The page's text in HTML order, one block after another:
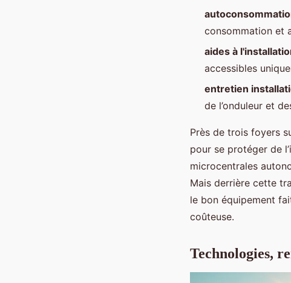
consommation et
aides à
accessibles
entretien
de l’onduleur et
Près de trois foyers
pour se protéger de
microcentrales
Mais derrière cette
le bon équipement
coûteuse.
Technologies,